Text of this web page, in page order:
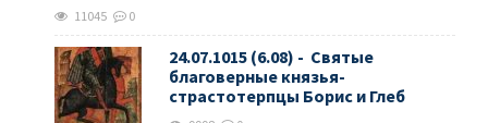
11045 0
24.07.1015 (6.08) - Святые
благоверные князья-
страстотерпцы Борис и Глеб